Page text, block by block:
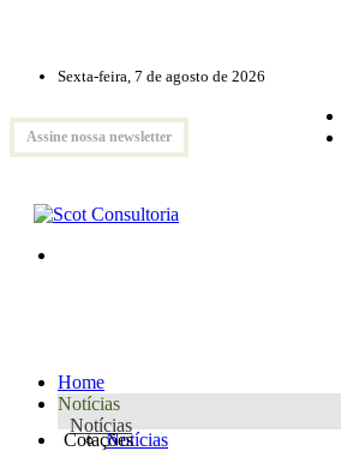
Sexta-feira, 7 de agosto de 2026
Assine nossa newsletter
Home
Notícias
Notícias
Notícias
Cotações